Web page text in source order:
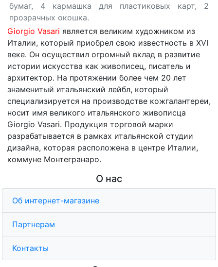
бумаг, 4 кармашка для пластиковых карт, 2
прозрачных окошка.
Giorgio Vasari является великим художником из
Италии, который приобрел свою известность в XVI
веке. Он осуществил огромный вклад в развитие
истории искусства как живописец, писатель и
архитектор. На протяжении более чем 20 лет
знаменитый итальянский лейбл, который
специализируется на производстве кожгалантереи,
носит имя великого итальянского живописца
Giorgio Vasari. Продукция торговой марки
разрабатывается в рамках итальянской студии
дизайна, которая расположена в центре Италии,
коммуне Монтегранаро.
О нас
Об интернет-магазине
Партнерам
Контакты